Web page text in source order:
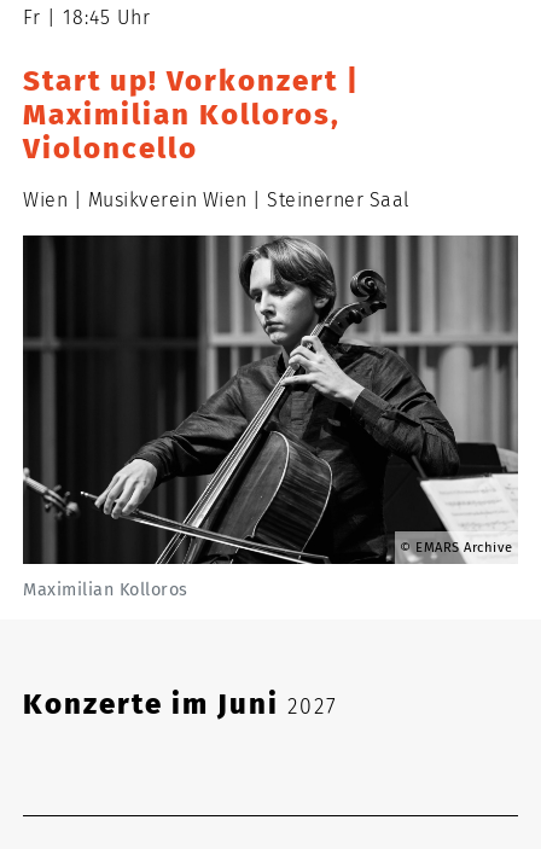
Fr 18:45 Uhr
Start up! Vorkonzert |
Maximilian Kolloros,
Violoncello
Wien Musikverein Wien Steinerner Saal
EMARS Archive
Maximilian Kolloros
Konzerte im Juni2027